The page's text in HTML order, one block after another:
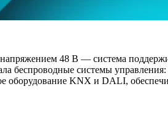
48 В — система
беспроводные системы
оборудование KNX и DALI,